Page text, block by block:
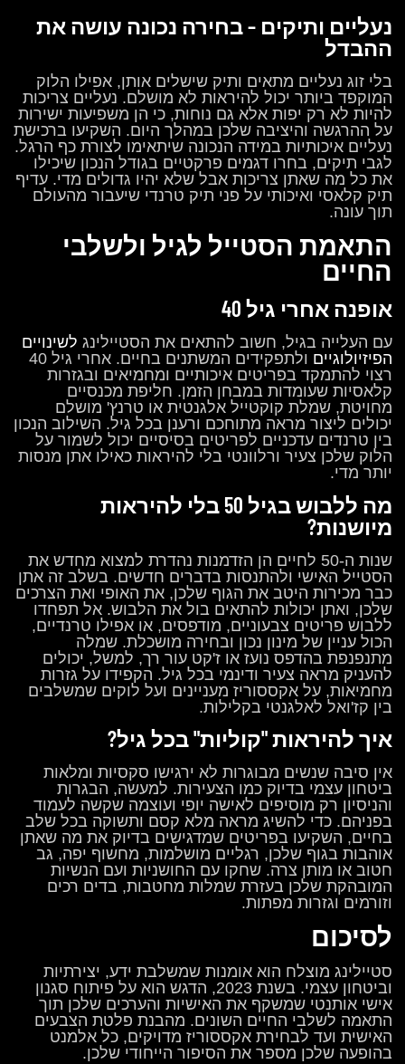
נעליים ותיקים – בחירה נכונה עושה את
ההבדל
בלי זוג נעליים מתאים ותיק שישלים אותן, אפילו הלוק
המוקפד ביותר יכול להיראות לא מושלם. נעליים צריכות
להיות לא רק יפות אלא גם נוחות, כי הן משפיעות ישירות
על ההרגשה והיציבה שלכן במהלך היום. השקיעו ברכישת
נעליים איכותיות במידה הנכונה שיתאימו לצורת כף הרגל.
לגבי תיקים, בחרו דגמים פרקטיים בגודל הנכון שיכילו
את כל מה שאתן צריכות אבל שלא יהיו גדולים מדי. עדיף
תיק קלאסי ואיכותי על פני תיק טרנדי שיעבור מהעולם
תוך עונה.
התאמת הסטייל לגיל ולשלבי
החיים
אופנה אחרי גיל 40
עם העלייה בגיל, חשוב להתאים את הסטיילינג לשינויים
הפיזיולוגיים
ולתפקידים המשתנים בחיים. אחרי גיל 40
רצוי להתמקד בפריטים איכותיים ומחמיאים ובגזרות
קלאסיות שעומדות במבחן הזמן. חליפת מכנסיים
מחויטת, שמלת קוקטייל אלגנטית או טרנץ' מושלם
יכולים ליצור מראה מתוחכם ורענן בכל גיל. השילוב הנכון
בין טרנדים עדכניים לפריטים בסיסיים יכול לשמור על
הלוק שלכן צעיר ורלוונטי בלי להיראות כאילו אתן מנסות
יותר מדי.
מה ללבוש בגיל 50 בלי להיראות
מיושנות?
שנות ה-50 לחיים הן הזדמנות נהדרת למצוא מחדש את
הסטייל האישי ולהתנסות בדברים חדשים. בשלב זה אתן
כבר מכירות היטב את הגוף שלכן, את האופי ואת הצרכים
שלכן, ואתן יכולות להתאים בול את הלבוש. אל תפחדו
ללבוש פריטים צבעוניים, מודפסים, או אפילו טרנדיים,
הכול עניין של מינון נכון ובחירה מושכלת. שמלה
מתנפנפת בהדפס נועז או ז'קט עור רך, למשל, יכולים
להעניק מראה צעיר ודינמי בכל גיל. הקפידו על גזרות
מחמיאות, על אקססוריז מעניינים ועל לוקים שמשלבים
בין קז'ואל לאלגנטי בקלילות.
איך להיראות "קוליות" בכל גיל?
אין סיבה שנשים מבוגרות לא ירגישו סקסיות ומלאות
ביטחון עצמי בדיוק כמו הצעירות. למעשה, הבגרות
והניסיון רק מוסיפים לאישה יופי ועוצמה שקשה לעמוד
בפניהם. כדי להשיג מראה מלא קסם ותשוקה בכל שלב
בחיים, השקיעו בפריטים שמדגישים בדיוק את מה שאתן
אוהבות בגוף שלכן, רגליים מושלמות, מחשוף יפה, גב
חטוב או מותן צרה. שחקו עם החושניות ועם הנשיות
המובהקת שלכן בעזרת שמלות מחטבות, בדים רכים
וזורמים וגזרות מפתות.
לסיכום
סטיילינג מוצלח הוא אומנות שמשלבת ידע, יצירתיות
וביטחון עצמי. בשנת 2023, הדגש הוא על פיתוח סגנון
אישי אותנטי שמשקף את האישיות והערכים שלכן תוך
התאמה לשלבי החיים השונים. מהבנת פלטת הצבעים
האישית ועד לבחירת אקססוריז מדויקים, כל אלמנט
בהופעה שלכן מספר את הסיפור הייחודי שלכן.